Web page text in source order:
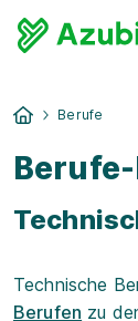
Berufe
Technische
Berufen zu